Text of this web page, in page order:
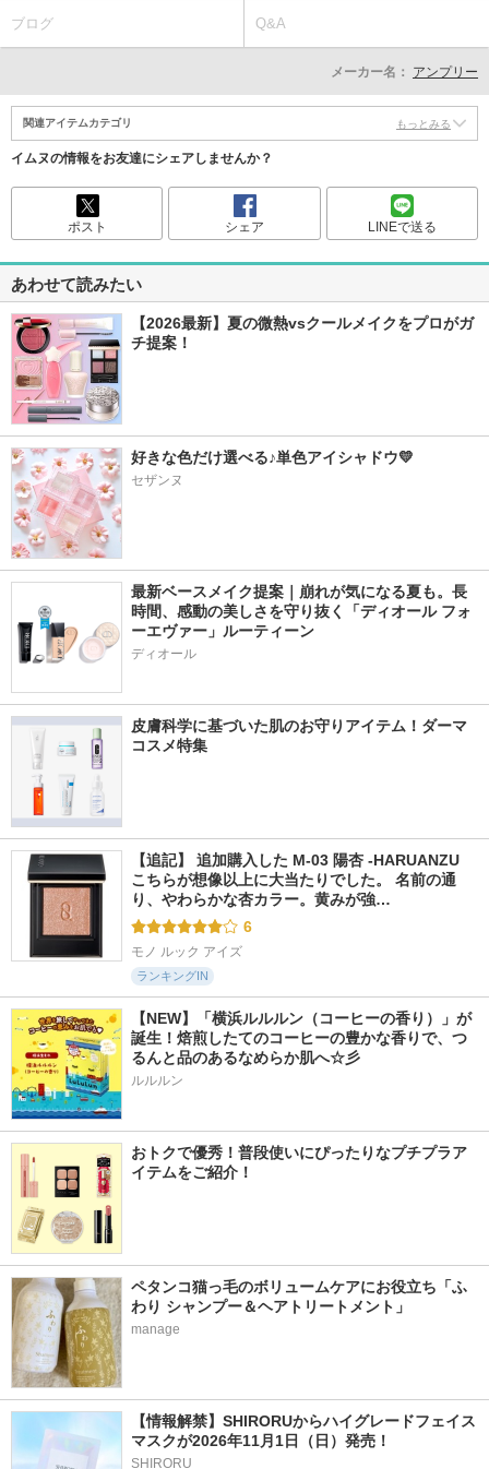
ブログ Q&A
メーカー名： アンプリー
関連アイテムカテゴリ もっとみる
イムヌの情報をお友達にシェアしませんか？
ポスト シェア LINEで送る
あわせて読みたい
【2026最新】夏の微熱vsクールメイクをプロがガ
チ提案！
好きな色だけ選べる♪単色アイシャドウ💛
セザンヌ
最新ベースメイク提案｜崩れが気になる夏も。長
時間、感動の美しさを守り抜く「ディオール フォ
ーエヴァー」ルーティーン
ディオール
皮膚科学に基づいた肌のお守りアイテム！ダーマ
コスメ特集
【追記】 追加購入した M-03 陽杏 -HARUANZU
こちらが想像以上に大当たりでした。 名前の通
り、やわらかな杏カラー。黄みが強…
6
モノ ルック アイズ
ランキングIN
【NEW】「横浜ルルルン（コーヒーの香り）」が
誕生！焙煎したてのコーヒーの豊かな香りで、つ
るんと品のあるなめらか肌へ☆彡
ルルルン
おトクで優秀！普段使いにぴったりなプチプラア
イテムをご紹介！
ペタンコ猫っ毛のボリュームケアにお役立ち「ふ
わり シャンプー＆ヘアトリートメント」
manage
【情報解禁】SHIRORUからハイグレードフェイス
マスクが2026年11月1日（日）発売！
SHIRORU